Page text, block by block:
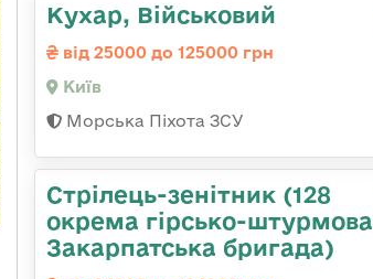
Кухар, Військовий
від 25000 до 125000 грн
Київ
Морська Піхота ЗСУ
Стрілець-зенітник (128
окрема гірсько-штурмова
Закарпатська бригада)